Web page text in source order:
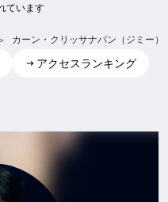
ています
カーン・クリッサナパン（ジミー）
アクセスランキング